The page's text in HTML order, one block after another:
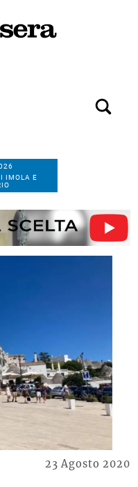
IMOLA E
23 Agosto 2020